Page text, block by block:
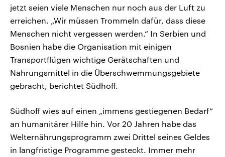
jetzt seien viele Menschen nur noch aus der Luft zu
erreichen. „Wir müssen Trommeln dafür, dass diese
Menschen nicht vergessen werden.“ In Serbien und
Bosnien habe die Organisation mit einigen
Transportflügen wichtige Gerätschaften und
Nahrungsmittel in die Überschwemmungsgebiete
gebracht, berichtet Südhoff.
Südhoff wies auf einen „immens gestiegenen Bedarf“
an humanitärer Hilfe hin. Vor 20 Jahren habe das
Welternährungsprogramm zwei Drittel seines Geldes
in langfristige Programme gesteckt. Immer mehr